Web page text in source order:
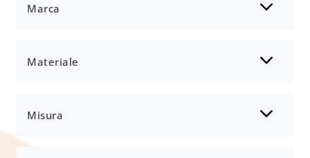
Marca
Materiale
Misura